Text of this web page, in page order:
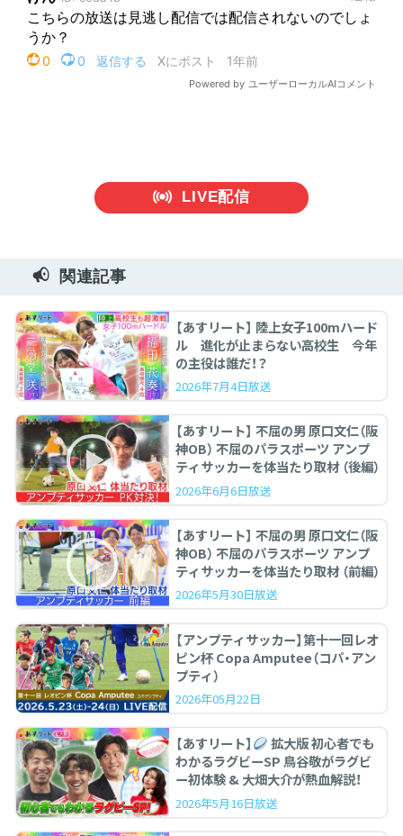
LIVE配信
関連記事
【あすリート】 陸上女子100mハード
ル 進化が止まらない高校生 今年
の主役は誰だ！？
2026年7月4日放送
【あすリート】 不屈の男 原口文仁（阪
神OB） 不屈のパラスポーツ アンプ
ティサッカーを体当たり取材 （後編）
2026年6月6日放送
【あすリート】 不屈の男 原口文仁（阪
神OB） 不屈のパラスポーツ アンプ
ティサッカーを体当たり取材 （前編）
2026年5月30日放送
【アンプティサッカー】第十一回レオ
ピン杯 Copa Amputee（コパ・アン
プティ）
2026年05月22日
【あすリート】
拡大版 初心者でも
わかるラグビーSP 鳥谷敬がラグビ
ー初体験 & 大畑大介が熱血解説！
2026年5月16日放送